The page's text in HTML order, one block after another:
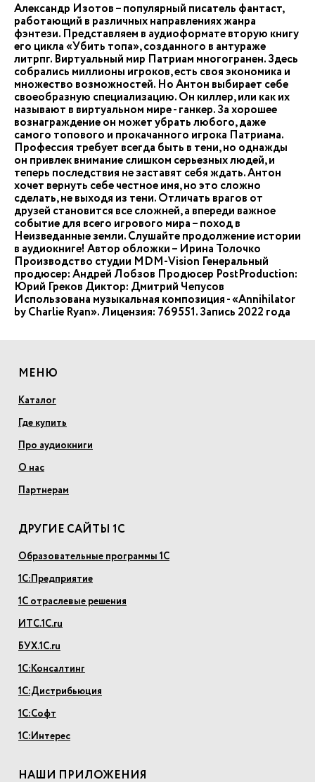
Александр Изотов – популярный писатель фантаст,
работающий в различных направлениях жанра
фэнтези. Представляем в аудиоформате вторую книгу
его цикла «Убить топа», созданного в антураже
литрпг. Виртуальный мир Патриам многогранен. Здесь
собрались миллионы игроков, есть своя экономика и
множество возможностей. Но Антон выбирает себе
своеобразную специализацию. Он киллер, или как их
называют в виртуальном мире - ганкер. За хорошее
вознаграждение он может убрать любого, даже
самого топового и прокачанного игрока Патриама.
Профессия требует всегда быть в тени, но однажды
он привлек внимание слишком серьезных людей, и
теперь последствия не заставят себя ждать. Антон
хочет вернуть себе честное имя, но это сложно
сделать, не выходя из тени. Отличать врагов от
друзей становится все сложней, а впереди важное
событие для всего игрового мира – поход в
Неизведанные земли. Слушайте продолжение истории
в аудиокниге! Автор обложки – Ирина Толочко
Производство студии MDM-Vision Генеральный
продюсер: Андрей Лобзов Продюсер PostProduction:
Юрий Греков Диктор: Дмитрий Чепусов
Использована музыкальная композиция - «Annihilator
by Charlie Ryan». Лицензия: 769551. Запись 2022 года
МЕНЮ
Каталог
Где купить
Про аудиокниги
О нас
Партнерам
ДРУГИЕ САЙТЫ 1С
Образовательные программы 1С
1С:Предприятие
1С отраслевые решения
ИТС.1С.ru
БУХ.1С.ru
1С:Консалтинг
1С:Дистрибьюция
1С:Софт
1С:Интерес
НАШИ ПРИЛОЖЕНИЯ